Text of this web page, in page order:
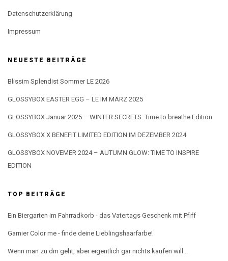
Datenschutzerklärung
Impressum
NEUESTE BEITRÄGE
Blissim Splendist Sommer LE 2026
GLOSSYBOX EASTER EGG – LE IM MÄRZ 2025
GLOSSYBOX Januar 2025 – WINTER SECRETS: Time to breathe Edition
GLOSSYBOX X BENEFIT LIMITED EDITION IM DEZEMBER 2024
GLOSSYBOX NOVEMER 2024 – AUTUMN GLOW: TIME TO INSPIRE
EDITION
TOP BEITRÄGE
Ein Biergarten im Fahrradkorb - das Vatertags Geschenk mit Pfiff
Garnier Color me - finde deine Lieblingshaarfarbe!
Wenn man zu dm geht, aber eigentlich gar nichts kaufen will...